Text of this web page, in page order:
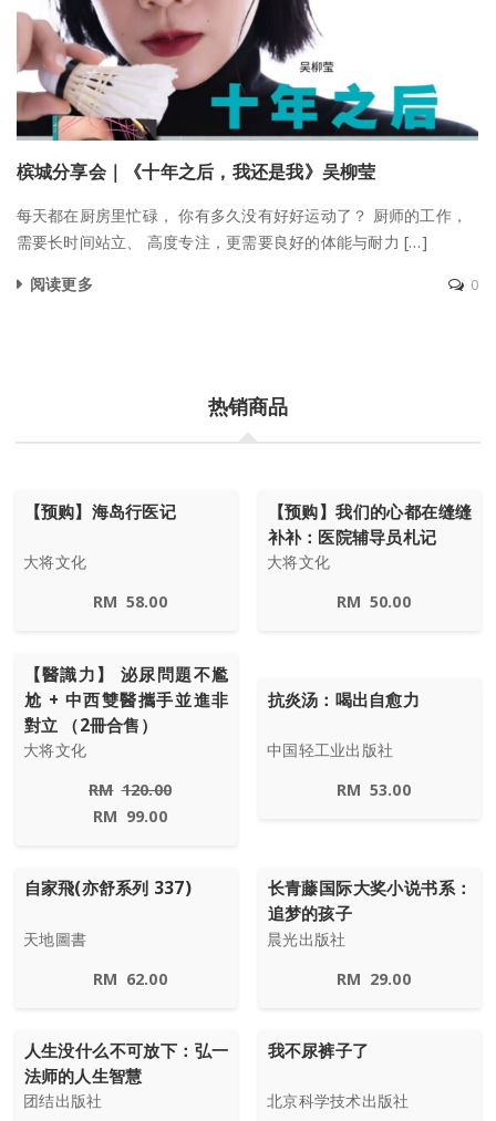
槟城分享会｜《十年之后，我还是我》吴柳莹
每天都在厨房里忙碌， 你有多久没有好好运动了？ 厨师的工作，
需要长时间站立、 高度专注，更需要良好的体能与耐力 […]
阅读更多
0
热销商品
【预购】海岛行医记
大将文化
RM 58.00
【预购】我们的心都在缝缝
补补：医院辅导员札记
大将文化
RM 50.00
【醫識力】 泌尿問題不尷
尬 + 中西雙醫攜手並進非
對立 （2冊合售）
大将文化
RM 120.00
RM 99.00
抗炎汤：喝出自愈力
中国轻工业出版社
RM 53.00
自家飛(亦舒系列 337)
天地圖書
RM 62.00
长青藤国际大奖小说书系：
追梦的孩子
晨光出版社
RM 29.00
人生没什么不可放下：弘一
法师的人生智慧
团结出版社
我不尿裤子了
北京科学技术出版社